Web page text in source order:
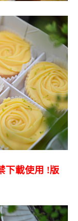
下載使用 !版